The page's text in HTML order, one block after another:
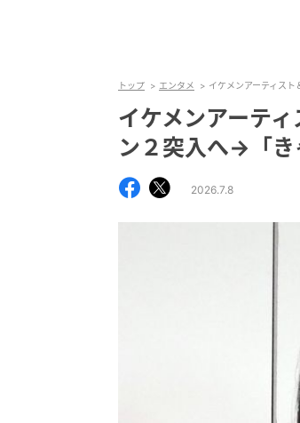
トップ エンタメ イケメンアーティス
イケメンアーテ
ン２突入へ→「き
2026.7.8